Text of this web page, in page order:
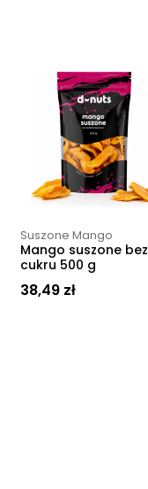
Suszone Mango
Mango suszone bez
cukru 500 g
38,49 zł